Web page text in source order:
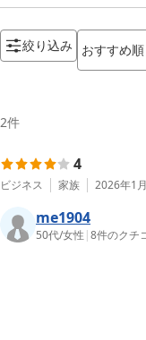
絞り込み おすすめ順
2件
4
ビジネス 家族 2026年1月
me1904
50代/女性 |8件のクチ